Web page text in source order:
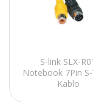
S-link SLX-
Notebook 7Pin
Kablo